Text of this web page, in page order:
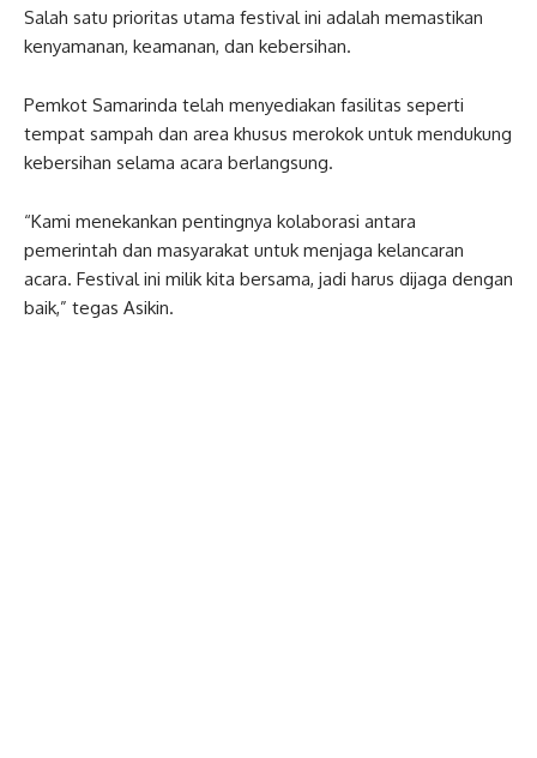
Salah satu prioritas utama festival ini adalah memastikan
kenyamanan, keamanan, dan kebersihan.
Pemkot Samarinda telah menyediakan fasilitas seperti
tempat sampah dan area khusus merokok untuk mendukung
kebersihan selama acara berlangsung.
“Kami menekankan pentingnya kolaborasi antara
pemerintah dan masyarakat untuk menjaga kelancaran
acara. Festival ini milik kita bersama, jadi harus dijaga dengan
baik,” tegas Asikin.